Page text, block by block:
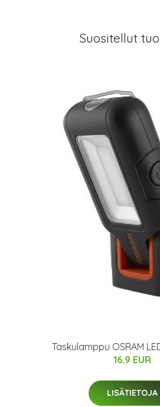
Suositellut
Taskulamppu OSRAM
16.9 EUR
LISÄTIETOJA